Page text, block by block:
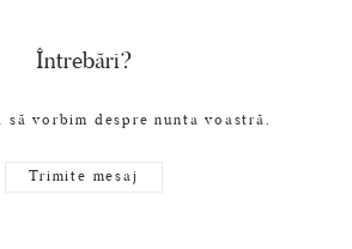
Întrebări?
să vorbim despre nunta voastră.
Trimite mesaj